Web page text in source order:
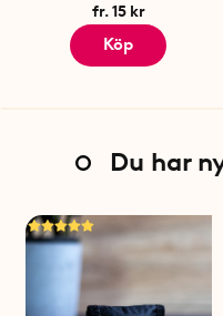
fr. 15 kr
Köp
Du har